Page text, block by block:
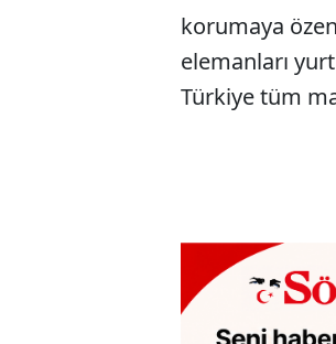
korumaya
elemanları yurt
Türkiye tüm